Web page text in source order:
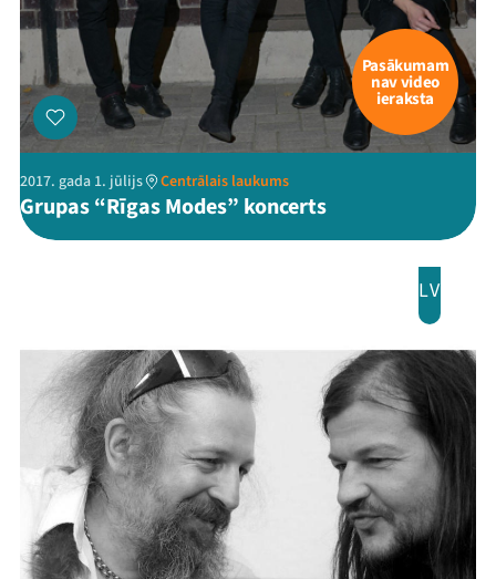
Ziedo
Veikals
Kontakti
ThreadsFacebook
Youtube
X Instagram
Flick TikTok
Pasākumam
nav video
ieraksta
2017. gada 1. jūlijs Centrālais laukums
Grupas “Rīgas Modes” koncerts
LV